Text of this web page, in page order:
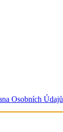
Osobních Údajů